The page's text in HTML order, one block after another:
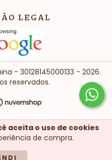
aceita o uso de cookies
de compra.
LEGAL
- 30128145000133 - 2026.
reservados.